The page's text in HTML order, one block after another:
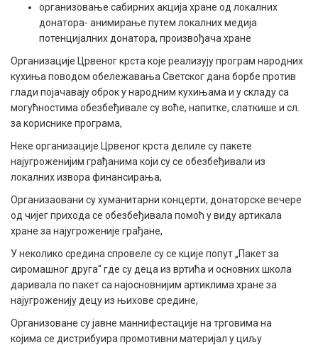
организовање сабирних акција хране од локалних
донатора- анимирање путем локалних медија
потенцијалних донатора, произвођача хране
Организације Црвеног крста које реализују програм народних
кухиња поводом обележавања Светског дана борбе против
глади појачавају оброк у народним кухињама и у складу са
могућностима обезбеђивале су воће, напитке, слаткише и сл.
за кориснике програма,
Неке организације Црвеног крста делиле су пакете
најугроженијим грађанима који су се обезбеђивали из
локалних извора финансирања,
Организаовани су хуманитарни концерти, донаторске вечере
од чијег прихода се обезбеђивала помоћ у виду артикала
хране за најугроженије грађане,
У неколико средина спровеле су се кције попут „Пакет за
сиромашног друга“ где су деца из вртића и основних школа
даривала по пакет са најосновнијим артиклима хране за
најугроженију децу из њихове средине,
Организоване су јавне маннифестације на трговима на
којима се дистрибуира промотивни материјал у циљу